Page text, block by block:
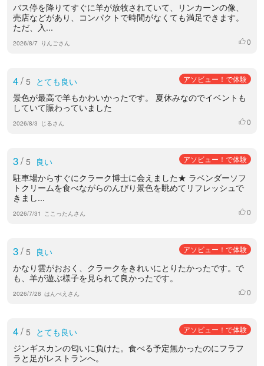
バス停を降りてすぐに羊が放牧されていて、リンカーンの像、
売店などがあり、コンパクトで時間がなくても満足できます。
ただ、入...
2026/8/7 りんごさん いいね
0
4/ 5 とても良い アソビュー！で体験
景色が最高で羊もかわいかったです。 夏休みなのでイベントも
していて賑わっていました
2026/8/3 じるさん いいね
0
3/ 5 良い アソビュー！で体験
駐車場からすぐにクラーク博士に会えました★ ラベンダーソフ
トクリームを食べながらのんびり景色を眺めてリフレッシュで
きまし...
2026/7/31 ここったんさん いいね
0
3/ 5 良い アソビュー！で体験
かなり雲がおおく、クラークをきれいにとりたかったです。で
も、羊が遊ぶ様子を見られて良かったです。
2026/7/28 はんべえさん いいね
0
4/ 5 とても良い アソビュー！で体験
ジンギスカンの匂いに負けた。食べる予定無かったのにフラフ
ラと足がレストランへ。